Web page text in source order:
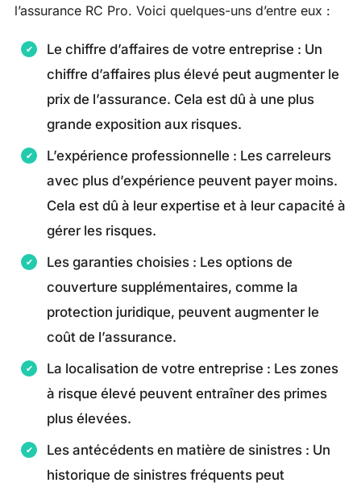
l’assurance RC Pro. Voici quelques-uns d’entre eux :
Le chiffre d’affaires de votre entreprise : Un
chiffre d’affaires plus élevé peut augmenter le
prix de l’assurance. Cela est dû à une plus
grande exposition aux risques.
L’expérience professionnelle : Les carreleurs
avec plus d’expérience peuvent payer moins.
Cela est dû à leur expertise et à leur capacité à
gérer les risques.
Les garanties choisies : Les options de
couverture supplémentaires, comme la
protection juridique, peuvent augmenter le
coût de l’assurance.
La localisation de votre entreprise : Les zones
à risque élevé peuvent entraîner des primes
plus élevées.
Les antécédents en matière de sinistres : Un
historique de sinistres fréquents peut